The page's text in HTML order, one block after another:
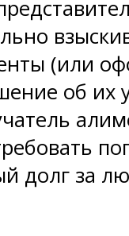
(или
об их
долг за